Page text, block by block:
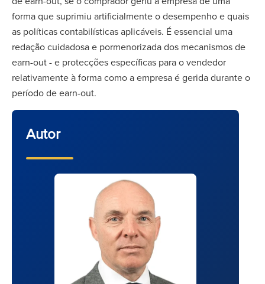
forma que suprimiu artificialmente o desempenho e quais
as políticas contabilísticas aplicáveis. É essencial uma
redação cuidadosa e pormenorizada dos mecanismos de
earn-out - e protecções específicas para o vendedor
relativamente à forma como a empresa é gerida durante o
período de earn-out.
Autor